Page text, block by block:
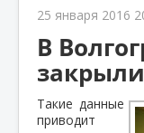
25 января 2016
В
Такие данные
приводит